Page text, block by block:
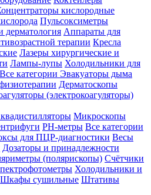
кислородные
Пульсоксиметры
дерматология Аппараты для
терапии Кресла
Лазеры хирургические и
Лампы-лупы Холодильники для
Все категории Эвакуаторы дыма
Дерматоскопы
(электрокоагуляторы)
Микроскопы
PH-метры Все категории
для ПЦР-диагностики Весы
Дозаторы и принадлежности
(полярископы) Счётчики
Холодильники и
Шкафы сушильные Штативы